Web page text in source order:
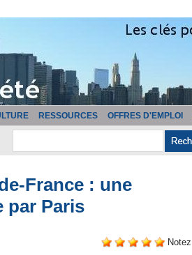
RESSOURCES OFFRES D'EMPLOI
France : une
par Paris
Notez